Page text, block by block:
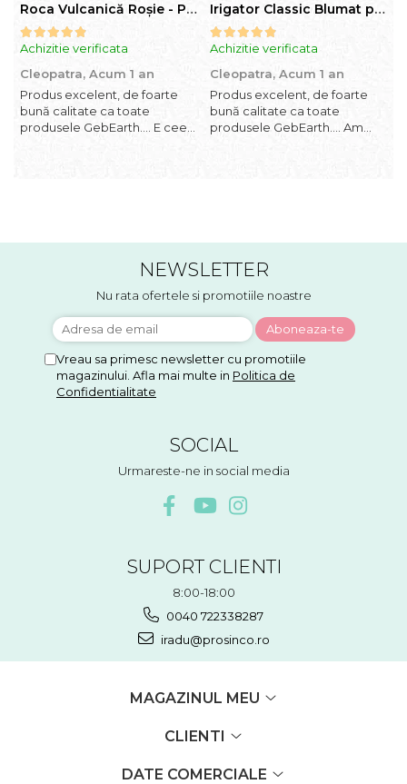
Roca Vulcanică Roșie - Pietriș pentru Drenaj, Aerare si Decorativ
Achizitie verificata
Cleopatra, Acum 1 an
Produs excelent, de foarte
bună calitate ca toate
produsele GebEarth.... E ceea
Irigator Classic Blumat pentru plante in ghiveci, debit 75ml pana la 125 ml/24 h
Achizitie verificata
Cleopatra, Acum 1 an
Produs excelent, de foarte
bună calitate ca toate
produsele GebEarth.... Am
NEWSLETTER
Nu rata ofertele si promotiile noastre
Vreau sa primesc newsletter cu promotiile
magazinului. Afla mai multe in Politica de
Confidentialitate
SOCIAL
Urmareste-ne in social media
SUPORT CLIENTI
8:00-18:00
0040 722338287
iradu@prosinco.ro
MAGAZINUL MEU
CLIENTI
DATE COMERCIALE